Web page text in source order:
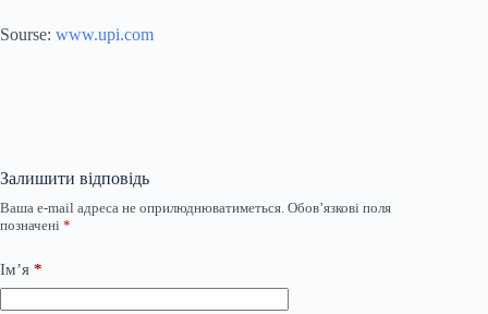
Sourse: www.upi.com
Залишити відповідь
Ваша e-mail адреса не оприлюднюватиметься. Обов’язкові поля
позначені *
Ім’я *